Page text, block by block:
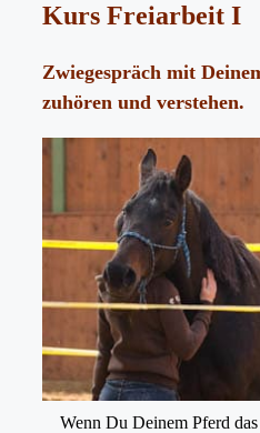
Kurs Freiarbeit I
Zwiegespräch mit
zuhören und verstehen.
Wenn Du Deinem Pferd